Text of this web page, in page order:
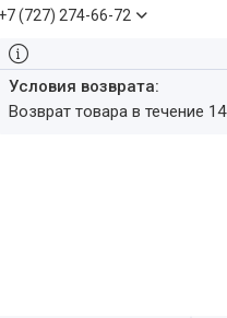
+7 (727) 274-66-72
возврат товара в течение